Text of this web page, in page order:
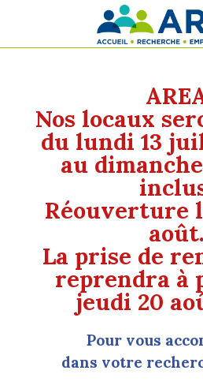
Nos locaux
du lundi 13
au
Réouverture
août.
La prise de
reprendra à
jeudi 20
Pour vous
dans votre